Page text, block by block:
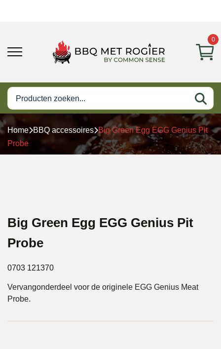
0
Home BBQ accessoires Big Green Egg EGG Genius Pit
Probe
Big Green Egg EGG Genius Pit
Probe
0703 121370
Vervangonderdeel voor de originele EGG Genius Meat
Probe.